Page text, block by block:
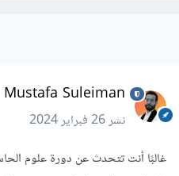
Mustafa Suleiman
نشر26 فبراير 2024
غالبًا أنت تتحدث عن دورة علوم